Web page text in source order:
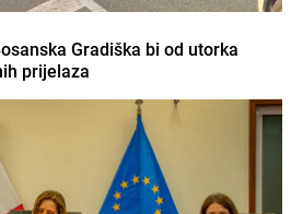
Gradiška bi od utorka
prijelaza